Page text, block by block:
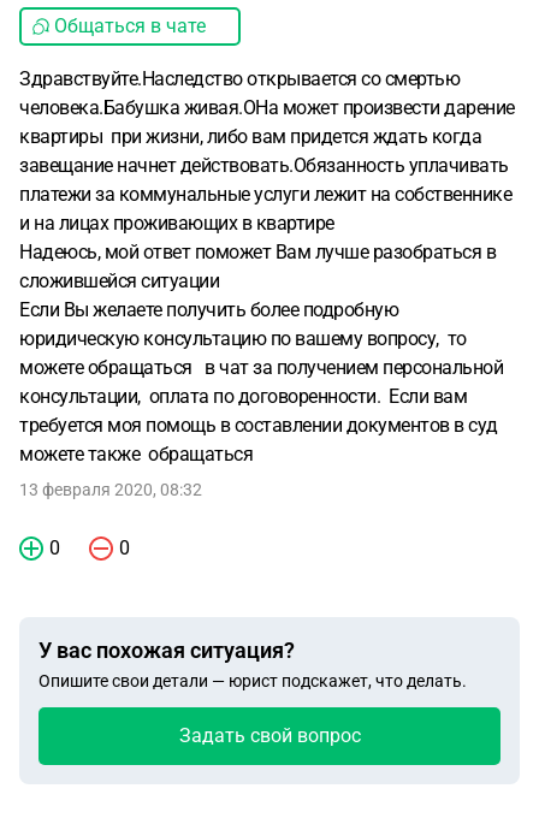
Общаться в чате
Здравствуйте.Наследство открывается со смертью
человека.Бабушка живая.ОНа может произвести дарение
квартиры при жизни, либо вам придется ждать когда
завещание начнет действовать.Обязанность уплачивать
платежи за коммунальные услуги лежит на собственнике
и на лицах проживающих в квартире
Надеюсь, мой ответ поможет Вам лучше разобраться в
сложившейся ситуации
Если Вы желаете получить более подробную
юридическую консультацию по вашему вопросу, то
можете обращаться в чат за получением персональной
консультации, оплата по договоренности. Если вам
требуется моя помощь в составлении документов в суд
можете также обращаться
13 февраля 2020, 08:32
0 0
У вас похожая ситуация?
Опишите свои детали — юрист подскажет, что делать.
Задать свой вопрос